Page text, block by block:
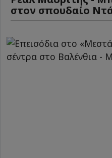
στον σπουδαίο